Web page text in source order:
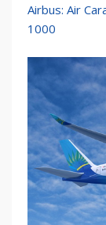
Airbus: Air
1000